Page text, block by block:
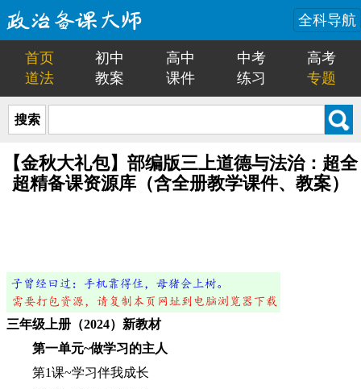
全科导航
首页 初中 高中 中考
高考
道法
教案 课件 练习 专题
搜索
【金秋大礼包】部编版三上道德与法治：超全
超精备课资源库（含全册教学课件、教案）
三年级上册（2024）新教材
第一单元~做学习的主人
第1课~学习伴我成长